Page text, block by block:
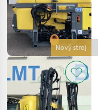
Nový stroj